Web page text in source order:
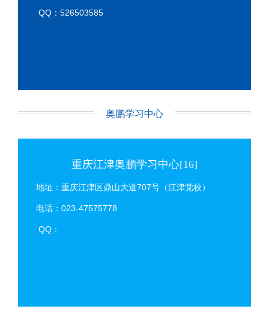
QQ：526503585
奥鹏学习中心
重庆江津奥鹏学习中心[16]
地址：重庆江津区鼎山大道707号（江津党校）
电话：023-47575778
QQ：